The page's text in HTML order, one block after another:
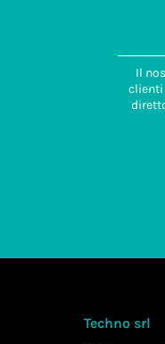
Il
clienti
Techno srl